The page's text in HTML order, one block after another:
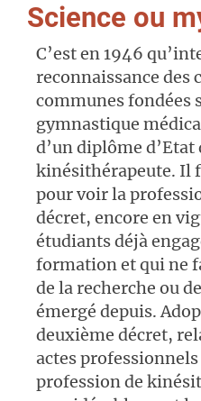
Science ou
C’est en 1946
reconnaissance des
communes fondées
gymnastique
d’un diplôme
kinésithérapeute. Il
pour voir la
décret, encore en
étudiants déjà
formation et qui ne
de la recherche ou
émergé depuis.
deuxième décret,
actes professionnels
profession de